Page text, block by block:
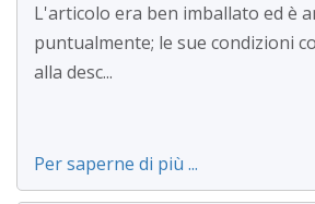
L'articolo era ben imballato ed è
puntualmente; le sue condizioni
alla desc...
Per saperne di più ...